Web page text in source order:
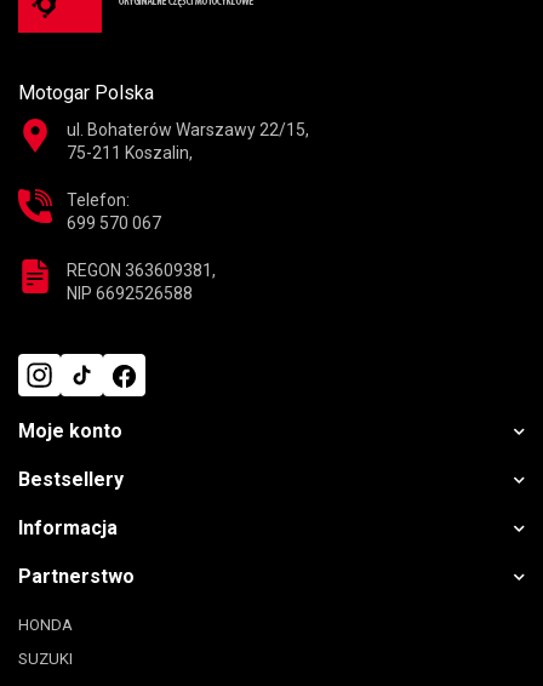
Motogar Polska
ul. Bohaterów Warszawy 22/15,
75-211 Koszalin,
Telefon:
699 570 067
REGON 363609381,
NIP 6692526588
Moje konto
Bestsellery
Informacja
Partnerstwo
HONDA
SUZUKI